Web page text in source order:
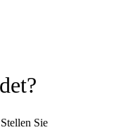
Stellen Sie